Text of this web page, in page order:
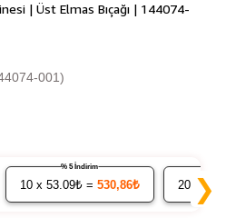
| Üst Elmas Bıçağı | 144074-
001)
10x 53.09₺ = 530,86₺
% 5 İndirim
20x❯